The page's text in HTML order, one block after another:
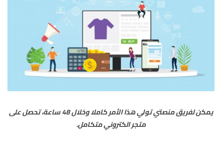
يمكن لفريق منصتي تولي هذا الأمر كاملا وخلال 48 ساعة، تحصل على
متجر الكتروني متكامل.